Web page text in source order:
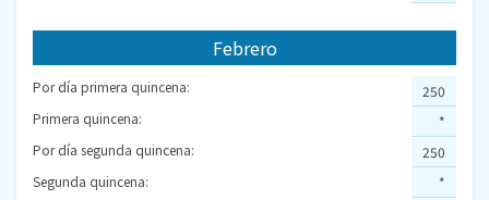
Febrero
Por día primera quincena:
Primera quincena:
Por día segunda quincena:
Segunda quincena:
250
*
250
*